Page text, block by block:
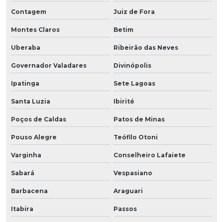
Contagem Juiz de Fora
Montes Claros Betim
Uberaba Ribeirão das Neves
Governador Valadares Divinópolis
Ipatinga Sete Lagoas
Santa Luzia Ibirité
Poços de Caldas Patos de Minas
Pouso Alegre Teófilo Otoni
Varginha Conselheiro Lafaiete
Sabará Vespasiano
Barbacena Araguari
Itabira Passos